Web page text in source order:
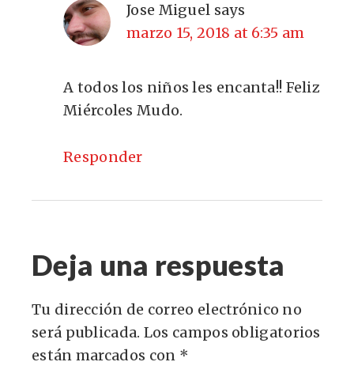
Jose Miguel says
marzo 15, 2018 at 6:35 am
A todos los niños les encanta!! Feliz
Miércoles Mudo.
Responder
Deja una respuesta
Tu dirección de correo electrónico no
será publicada. Los campos obligatorios
están marcados con *